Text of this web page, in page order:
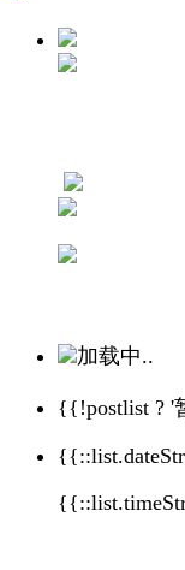
加载中..
{{!postlist ? '